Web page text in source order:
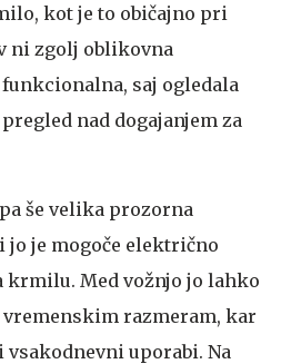
kot je to običajno pri
ni zgolj oblikovna
saj ogledala
nad dogajanjem za
še velika prozorna
jo je mogoče električno
Med vožnjo jo lahko
razmeram, kar
vsakodnevni uporabi. Na